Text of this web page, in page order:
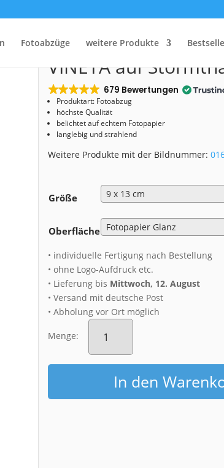
Fotoabzüge weitere Produkte
(01626) VINETA auf Störmthaler See
Fotoabzug (01626)
VINETA auf
679 Bewertungen
Produktart: Fotoabzug
höchste Qualität
belichtet auf echtem Fotopapier
langlebig und strahlend
Weitere Produkte mit der Bildnummer:
Größe
Oberfläche
• individuelle Fertigung nach Bestellung
• ohne Logo-Aufdruck etc.
• Lieferung bis Mittwoch, 12. August
• Versand mit deutsche Post
• Abholung vor Ort möglich
Menge:
Fotoabzug
(01626)
auf
Störmthaler
MengeIn den